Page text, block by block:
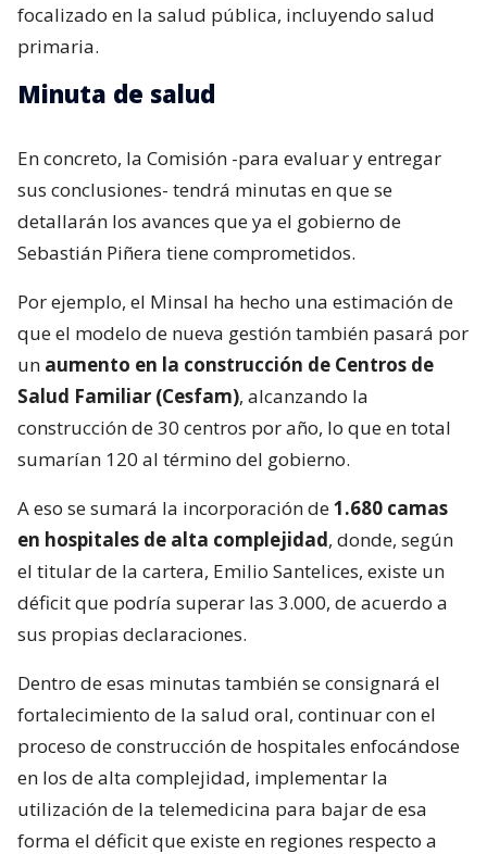
focalizado en la salud pública, incluyendo salud
primaria.
Minuta de salud
En concreto, la Comisión -para evaluar y entregar
sus conclusiones- tendrá minutas en que se
detallarán los avances que ya el gobierno de
Sebastián Piñera tiene comprometidos.
Por ejemplo, el Minsal ha hecho una estimación de
que el modelo de nueva gestión también pasará por
un aumento en la construcción de Centros de
Salud Familiar (Cesfam), alcanzando la
construcción de 30 centros por año, lo que en total
sumarían 120 al término del gobierno.
A eso se sumará la incorporación de1.680 camas
en hospitales de alta complejidad, donde, según
el titular de la cartera, Emilio Santelices, existe un
déficit que podría superar las 3.000, de acuerdo a
sus propias declaraciones.
Dentro de esas minutas también se consignará el
fortalecimiento de la salud oral, continuar con el
proceso de construcción de hospitales enfocándose
en los de alta complejidad, implementar la
utilización de la telemedicina para bajar de esa
forma el déficit que existe en regiones respecto a